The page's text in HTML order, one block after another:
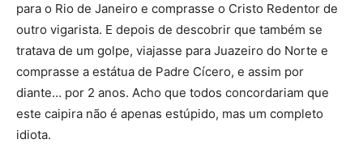
para o Rio de Janeiro e comprasse o Cristo Redentor de
outro vigarista. E depois de descobrir que também se
tratava de um golpe, viajasse para Juazeiro do Norte e
comprasse a estátua de Padre Cícero, e assim por
diante… por 2 anos. Acho que todos concordariam que
este caipira não é apenas estúpido, mas um completo
idiota.